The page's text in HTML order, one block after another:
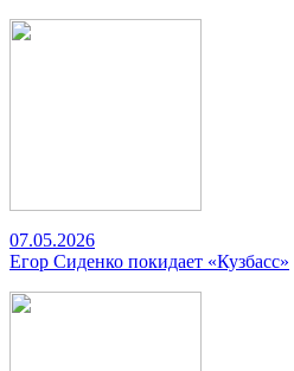
07.05.2026
Егор Сиденко покидает «Кузбасс»